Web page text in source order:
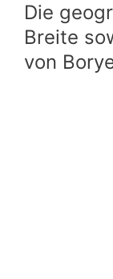
Die
Breite
von